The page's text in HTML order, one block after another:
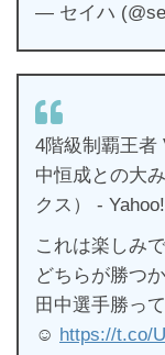
— セイハ
4階級制覇王
中恒成との大
クス） -
これは楽しみ
どちらが勝つ
田中選手勝っ
☺️ https://t.co/